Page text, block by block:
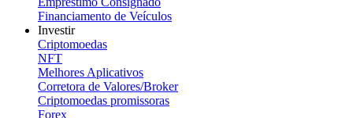
Financiamento de Veículos
Investir
Criptomoedas
NFT
Melhores Aplicativos
Corretora de Valores/Broker
Criptomoedas promissoras
Forex